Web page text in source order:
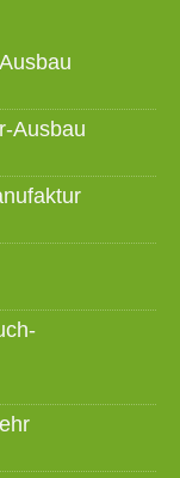
Ausbau